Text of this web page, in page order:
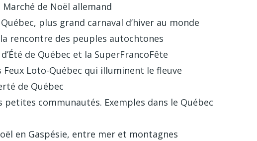
de Noël allemand
plus grand carnaval d’hiver au monde
la rencontre des peuples autochtones
de Québec et la SuperFrancoFête
Feux Loto-Québec qui illuminent le fleuve
de Québec
petites communautés. Exemples dans le Québec
en Gaspésie, entre mer et montagnes